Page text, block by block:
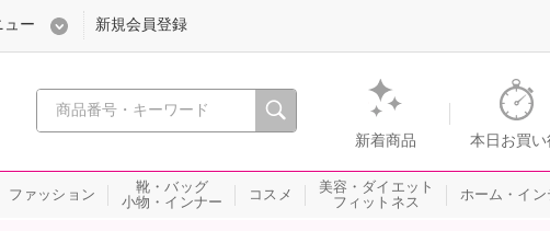
心おどる、瞬間を。通販・テレビショッピングのショップチャ
新着商品 本日お買い
ュー 新規会員登録
ファッション
靴・バッグ
小物・インナー
コスメ
美容・ダイエット
フィットネス
ホーム・イン